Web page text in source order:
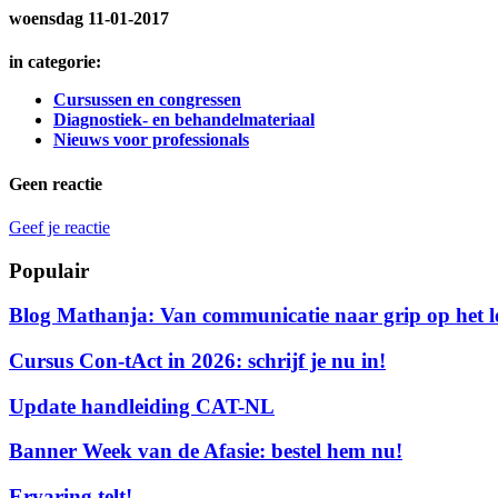
woensdag 11-01-2017
in categorie:
Cursussen en congressen
Diagnostiek- en behandelmateriaal
Nieuws voor professionals
Geen reactie
Geef je reactie
Populair
Blog Mathanja: Van communicatie naar grip op het
Cursus Con-tAct in 2026: schrijf je nu in!
Update handleiding CAT-NL
Banner Week van de Afasie: bestel hem nu!